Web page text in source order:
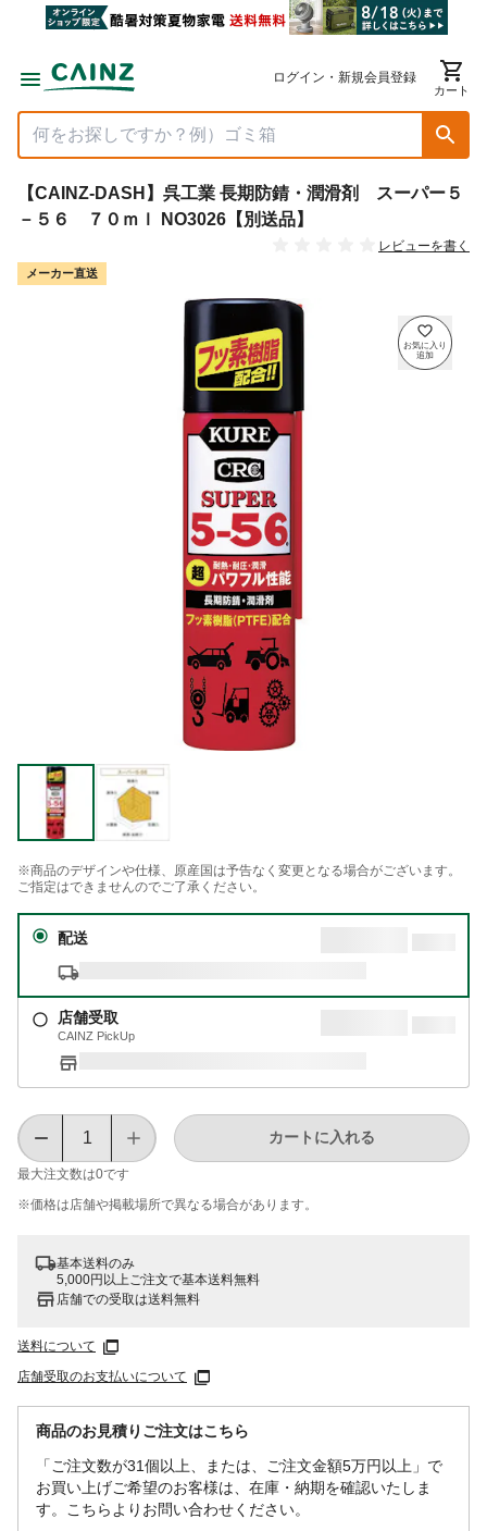
ログイン・新規会員登録
カート
【CAINZ-DASH】呉工業 長期防錆・潤滑剤 スーパー５
－５６ ７０ｍｌ NO3026【別送品】
レビューを書く
メーカー直送
※商品のデザインや仕様、原産国は予告なく変更となる場合がございます。
ご指定はできませんのでご了承ください。
配送
店舗受取
CAINZ PickUp
最大注文数は0です
カートに入れる
※価格は​店舗や​掲載場所で​異なる​場合が​あります。
基本送料のみ
5,000円以上ご注文で基本送料無料
店舗での受取は送料無料
送料について
店舗受取のお支払いについて
商品のお見積りご注文はこちら
「ご注文数が31個以上、または、ご注文金額5万円以上」で
お買い上げご希望のお客様は、在庫・納期を確認いたしま
す。こちらよりお問い合わせください。